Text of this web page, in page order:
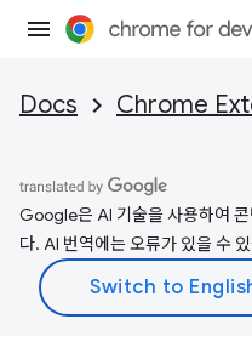
Docs Chrome
Google은 AI 기술을 사용하여
다. AI 번역에는 오류가 있을 수